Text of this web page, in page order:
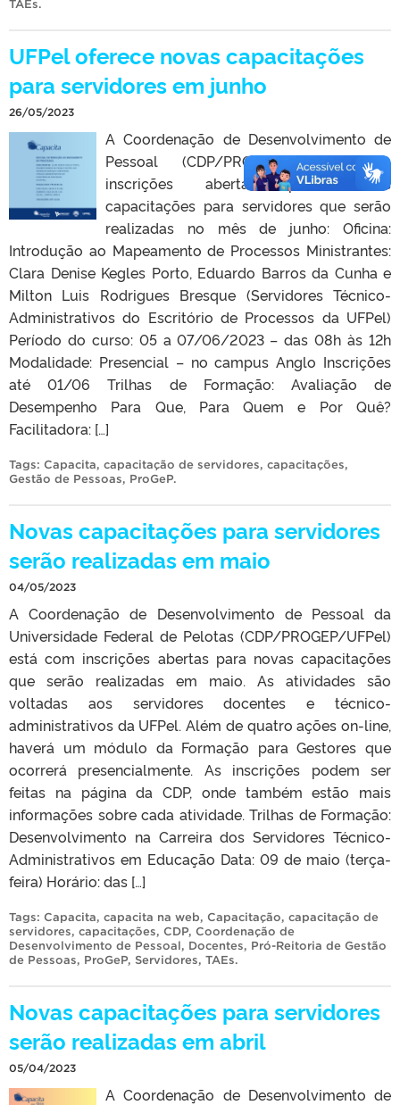
TAEs.
UFPel oferece novas capacitações
para servidores em junho
26/05/2023
A Coordenação de Desenvolvimento de
Pessoal (CDP/PROGEP) está com
inscrições abertas para novas
capacitações para servidores que serão
realizadas no mês de junho: Oficina:
Introdução ao Mapeamento de Processos Ministrantes:
Clara Denise Kegles Porto, Eduardo Barros da Cunha e
Milton Luis Rodrigues Bresque (Servidores Técnico-
Administrativos do Escritório de Processos da UFPel)
Período do curso: 05 a 07/06/2023 – das 08h às 12h
Modalidade: Presencial – no campus Anglo Inscrições
até 01/06 Trilhas de Formação: Avaliação de
Desempenho Para Que, Para Quem e Por Quê?
Facilitadora: […]
Tags: Capacita, capacitação de servidores, capacitações,
Gestão de Pessoas, ProGeP.
Novas capacitações para servidores
serão realizadas em maio
04/05/2023
A Coordenação de Desenvolvimento de Pessoal da
Universidade Federal de Pelotas (CDP/PROGEP/UFPel)
está com inscrições abertas para novas capacitações
que serão realizadas em maio. As atividades são
voltadas aos servidores docentes e técnico-
administrativos da UFPel. Além de quatro ações on-line,
haverá um módulo da Formação para Gestores que
ocorrerá presencialmente. As inscrições podem ser
feitas na página da CDP, onde também estão mais
informações sobre cada atividade. Trilhas de Formação:
Desenvolvimento na Carreira dos Servidores Técnico-
Administrativos em Educação Data: 09 de maio (terça-
feira) Horário: das […]
Tags: Capacita, capacita na web, Capacitação, capacitação de
servidores, capacitações, CDP, Coordenação de
Desenvolvimento de Pessoal, Docentes, Pró-Reitoria de Gestão
de Pessoas, ProGeP, Servidores, TAEs.
Novas capacitações para servidores
serão realizadas em abril
05/04/2023
A Coordenação de Desenvolvimento de